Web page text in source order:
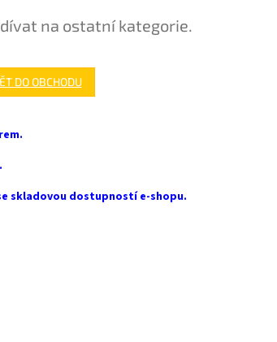
na ostatní kategorie.
DO OBCHODU
skladovou dostupností e-shopu.